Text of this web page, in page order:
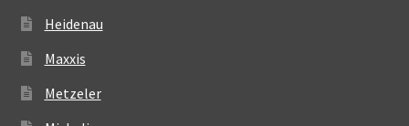
Heidenau
Maxxis
Metzeler